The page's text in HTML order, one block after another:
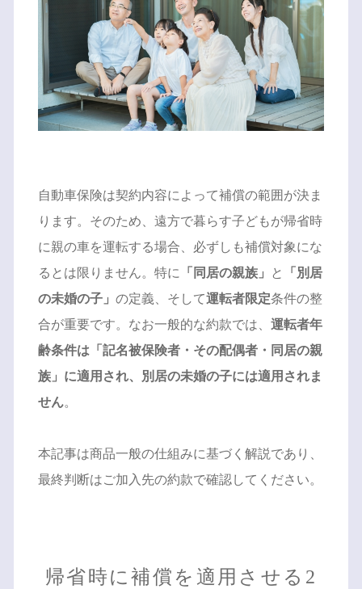
自動車保険は契約内容によって補償の範囲が決ま
ります。そのため、遠方で暮らす子どもが帰省時
に親の車を運転する場合、必ずしも補償対象にな
るとは限りません。特に 「同居の親族」 と
「別居
の未婚の子」 の定義、そして運転者限定条件の整
合が重要です。なお一般的な約款では、 運転者年
齢条件は「記名被保険者・その配偶者・同居の親
族」に適用され、別居の未婚の子には適用されま
せん。
本記事は商品一般の仕組みに基づく解説であり、
最終判断はご加入先の約款で確認してください。
帰省時に補償を適用させる2